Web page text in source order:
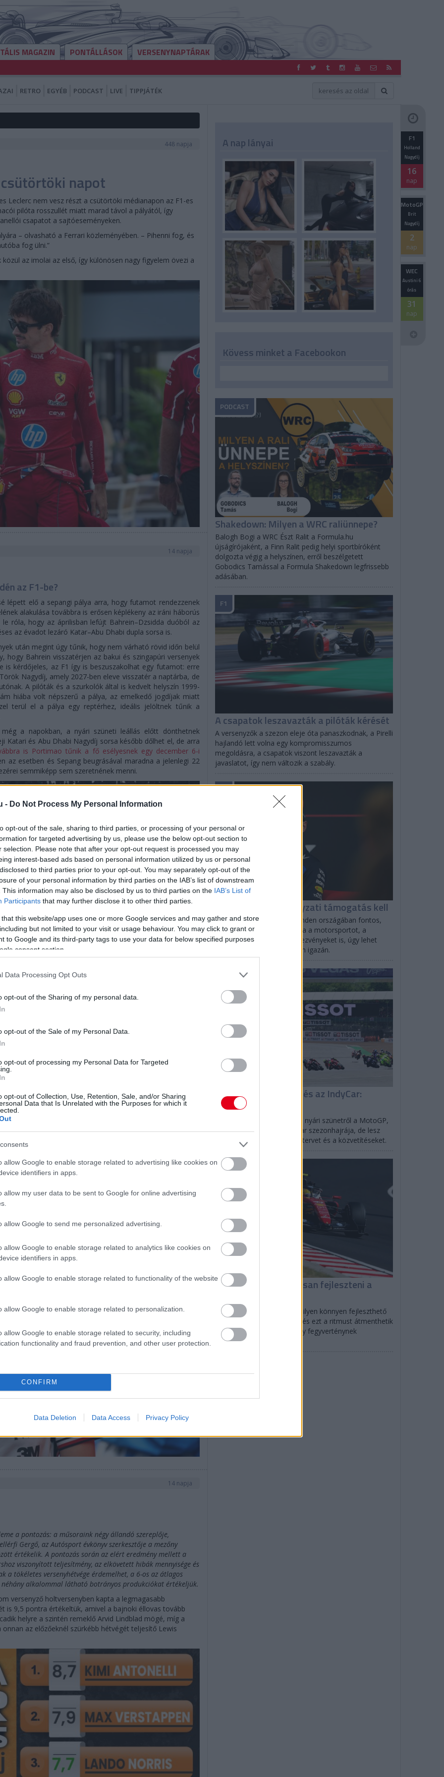
- Do Not Process My Personal Information
opt-out of the sale, sharing to third parties, or processing of your personal or
for targeted advertising by us, please use the below opt-out section to
selection. Please note that after your opt-out request is processed you may
interest-based ads based on personal information utilized by us or personal
to third parties prior to your opt-out. You may separately opt-out of the
of your personal information by third parties on the IAB’s list of downstream
This information may also be disclosed by us to third parties on the IAB’s List of
Participants that may further disclose it to other third parties.
that this website/app uses one or more Google services and may gather and store
but not limited to your visit or usage behaviour. You may click to grant or
to Google and its third-party tags to use your data for below specified purposes
consent section.
Data Processing Opt Outs
opt-out of the Sharing of my personal data.
opt-out of the Sale of my Personal Data.
opt-out of processing my Personal Data for Targeted
opt-out of Collection, Use, Retention, Sale, and/or Sharing
Data that Is Unrelated with the Purposes for which it
allow Google to enable storage related to advertising like cookies on
identifiers in apps.
allow my user data to be sent to Google for online advertising
allow Google to send me personalized advertising.
allow Google to enable storage related to analytics like cookies on
identifiers in apps.
allow Google to enable storage related to functionality of the website
allow Google to enable storage related to personalization.
allow Google to enable storage related to security, including
functionality and fraud prevention, and other user protection.
CONFIRM
Data Deletion Data Access Privacy Policy
MAGAZIN PONTÁLLÁSOK VERSENYNAPTÁRAK
RETRO EGYÉB PODCAST LIVE TIPPJÁTÉK
448 napja
napot
Leclerc nem vesz részt a csütörtöki médianapon az F1-es
pilóta rosszullét miatt marad távol a pályától, így
csapatot a sajtóeseményeken.
– olvasható a Ferrari közleményében. – Pihenni fog, és
fog ülni.”
az imolai az első, így különösen nagy figyelem övezi a
14 napja
az F1-be?
lépett elő a sepangi pálya arra, hogy futamot rendezzenek
alakulása továbbra is erősen képlékeny az iráni háborús
róla, hogy az áprilisban lefújt Bahrein–Dzsidda duóból az
az évadot lezáró Katar–Abu Dhabi dupla sorsa is.
után megint úgy tűnik, hogy nem várható rövid időn belül
hogy Bahrein visszatérjen az bakui és szingapúri versenyek
kérdőjeles, az F1 így is beszuszakolhat egy futamot: erre
Nagydíj, amely 2027-ben eleve visszatér a naptárba, de
A pilóták és a szurkolók által is kedvelt helyszín 1999-
hiába volt népszerű a pálya, az emelkedő jogdíjak miatt
terül el a pálya egy reptérhez, ideális jelöltnek tűnik a
a napokban, a nyári szüneti leállás előtt dönthetnek
Katari és Abu Dhabi Nagydíj sorsa később dőlhet el, de arra
is Portimao tűnik a fő esélyesnek egy december 6-i
az esetben és Sepang beugrásával maradna a jelenlegi 22
semmiképp sem szeretnének menni.
finn
a finn versenyzők számára, hiszen évről évre
pilótája a Formula.hu tudósítójának jelenlétében egy
ennek hátterében.
itt mindig nagyon sok finn szurkoló van, rengeteg finn
– mondta nevetve Bottas., majd azt is hozzátette, hogy a
kérdés.
mert nehezebb előzni, így sokkal nagyobb szerepe van
akciót láthatunk majd.”
14 napja
a pontozás: a műsoraink négy állandó szereplője,
Gergő, az Autósport évkönyv szerkesztője a mezőny
értékelik. A pontozás során az elért eredmény mellett a
viszonyított teljesítmény, az elkövetett hibák mennyisége és
a tökéletes versenyhétvége érdemelhet, a 6-os az átlagos
alkalommal látható botrányos produkciókat értékeljük.
versenyző holtversenyben kapta a legmagasabb
is 9,5 pontra értékeltük, amivel a bajnoki éllovas tovább
helyre a szintén remeklő Arvid Lindblad mögé, míg a
az előzőeknél szürkébb hétvégét teljesítő Lewis
A nap lányai
Kövess minket a Facebookon
F1
Holland
Nagydíj
16
nap
MotoGP
Brit
Nagydíj
2
nap
WEC
Austini 6
órás
31
nap
Shakedown: Milyen a WRC raliünnepe?
Balogh Bogi a WRC Észt Ralit a Formula.hu
újságírójaként, a Finn Ralit pedig helyi sportbíróként
dolgozta végig a helyszínen, erről beszélgetett
Gobodics Tamással a Formula Shakedown legfrissebb
adásában.
PODCAST
A csapatok leszavazták a pilóták kérését
A versenyzők a szezon eleje óta panaszkodnak, a Pirelli
hajlandó lett volna egy kompromisszumos
megoldásra, a csapatok viszont leszavazták a
javaslatot, így nem változik a szabály.
F1
Verstappen: Kormányzati támogatás kell
Hollandiában, de a világ minden országában fontos,
hogy egy ország támogassa a motorsportot, a
sportolókat és a sportrendezvényeket is, úgy lehet
előrébb lépni, máshogy nem igazán.
Visszatér a MotoGP és az IndyCar:
menetrend
Silverstone-ban tér vissza a nyári szünetről a MotoGP,
Portlandban indul az IndyCar szezonhajrája, de lesz
NASCAR is: mutatjuk az időtervet és a közvetítéseket.
EGYÉB
Miért tud folyamatosan fejleszteni a
Paolo Filisetti szerint direkt ilyen könnyen fejleszthető
autót tervezett a Scuderia, és ezt a ritmust átmenthetik
2027-re is, ami nagyon nagy fegyverténynek
bizonyulhat.
F1